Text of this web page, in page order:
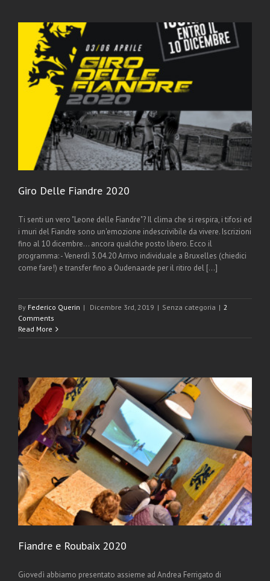
Giro Delle Fiandre 2020
Ti senti un vero "Leone delle Fiandre"? Il clima che si respira, i tifosi ed
i muri del Fiandre sono un'emozione indescrivibile da vivere. Iscrizioni
fino al 10 dicembre... ancora qualche posto libero. Ecco il
programma: - Venerdì 3.04.20 Arrivo individuale a Bruxelles (chiedici
come fare!) e transfer fino a Oudenaarde per il ritiro del [...]
By Federico Querin | Dicembre 3rd, 2019 | Senza categoria | 2
Comments
Read More
Fiandre e Roubaix 2020
Giovedì abbiamo presentato assieme ad Andrea Ferrigato di